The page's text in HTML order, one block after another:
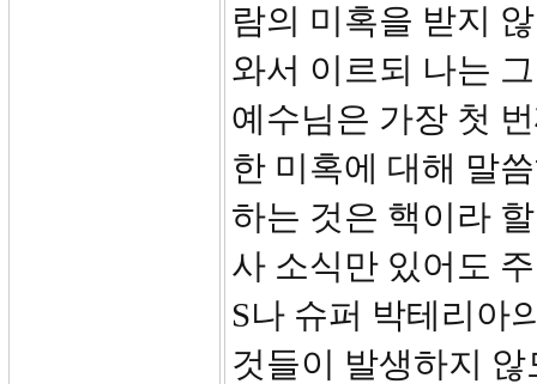
람의 미혹을 받지
와서 이르되 나는
예수님은 가장 첫
한 미혹에 대해 말
하는 것은 핵이라
사 소식만 있어도
S나 슈퍼 박테리아
것들이 발생하지